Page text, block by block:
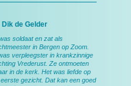
Dik de Gelder
soldaat en zat als
in Bergen op Zoom.
verpleegster in krankzinnige
Vrederust. Ze ontmoeten
in de kerk. Het was liefde op
gezicht. Dat kan een goed